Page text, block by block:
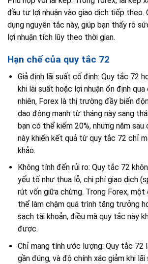
đầu tư lợi nhuận vào giao dịch tiếp theo.
dụng nguyên tắc này, giúp bạn thấy rõ
lợi nhuận tích lũy theo thời gian.
Hạn chế của quy tắc 72
Giả định lãi suất cố định: Quy tắc 72
khi lãi suất hoặc lợi nhuận ổn định qua
nhiên, Forex là thị trường đầy biến
dao động mạnh từ tháng này sang
bạn có thể kiếm 20%, nhưng năm
này khiến kết quả từ quy tắc 72 chỉ
khảo.
Không tính đến rủi ro: Quy tắc 72
yếu tố như thua lỗ, chi phí giao dịch
rút vốn giữa chừng. Trong Forex, một
thể làm chậm quá trình tăng trưởng
sạch tài khoản, điều mà quy tắc này
được.
Chỉ mang tính ước lượng: Quy tắc 72
gần đúng, và độ chính xác giảm khi